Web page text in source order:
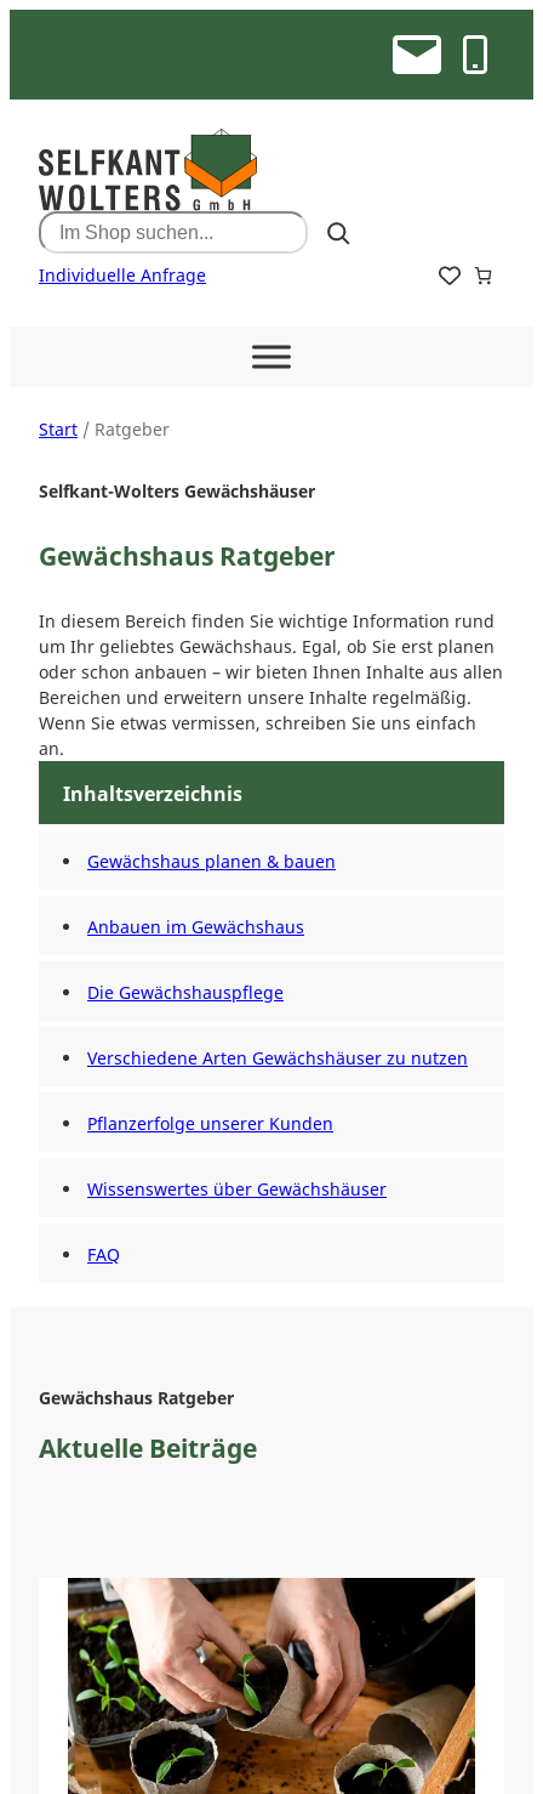
Qualität &
Search
Individuelle Anfrage
Start / Ratgeber
Selfkant-Wolters Gewächshäuser
Gewächshaus Ratgeber
In diesem Bereich finden Sie wichtige Information rund
um Ihr geliebtes Gewächshaus. Egal, ob Sie erst planen
oder schon anbauen – wir bieten Ihnen Inhalte aus allen
Bereichen und erweitern unsere Inhalte regelmäßig.
Wenn Sie etwas vermissen, schreiben Sie uns einfach
an.
Inhaltsverzeichnis
Gewächshaus planen & bauen
Anbauen im Gewächshaus
Die Gewächshauspflege
Verschiedene Arten Gewächshäuser zu nutzen
Pflanzerfolge unserer Kunden
Wissenswertes über Gewächshäuser
FAQ
Gewächshaus Ratgeber
Aktuelle Beiträge